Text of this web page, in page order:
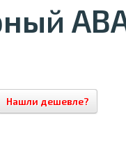
Нашли дешевле?